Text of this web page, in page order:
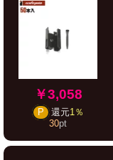
￥3,058
P 還元1％
30pt